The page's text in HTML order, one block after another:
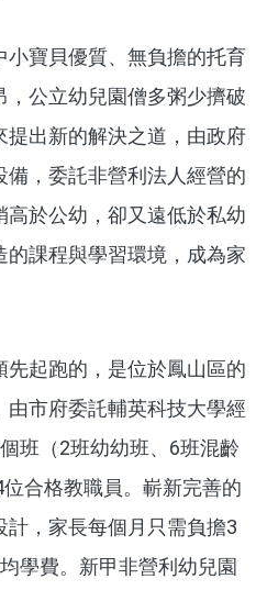
寶貝優質、無負擔的托育
公立幼兒園僧多粥少擠破
出新的解決之道，由政府
，委託非營利法人經營的
高於公幼，卻又遠低於私幼
課程與學習環境，成為家
起跑的，是位於鳳山區的
由市府委託輔英科技大學經
班（2班幼幼班、6班混齡
合格教職員。嶄新完善的
，家長每個月只需負擔3
學費。新甲非營利幼兒園